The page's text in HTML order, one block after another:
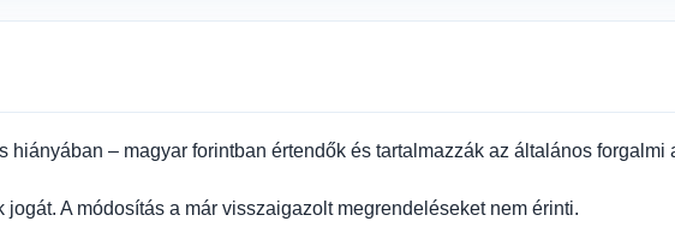
hiányában – magyar forintban értendők és tartalmazzák az általános forgalmi
A módosítás a már visszaigazolt megrendeléseket nem érinti.